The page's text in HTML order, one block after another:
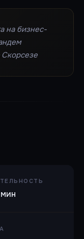
на бизнес-